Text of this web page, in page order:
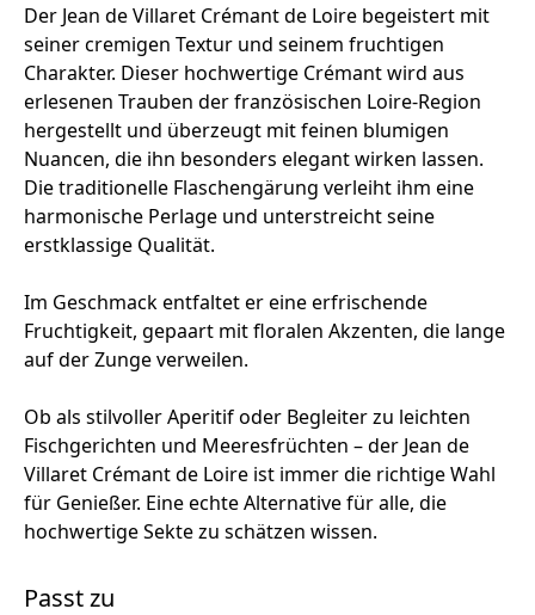
Der Jean de Villaret Crémant de Loire begeistert mit
seiner cremigen Textur und seinem fruchtigen
Charakter. Dieser hochwertige Crémant wird aus
erlesenen Trauben der französischen Loire-Region
hergestellt und überzeugt mit feinen blumigen
Nuancen, die ihn besonders elegant wirken lassen.
Die traditionelle Flaschengärung verleiht ihm eine
harmonische Perlage und unterstreicht seine
erstklassige Qualität.
Im Geschmack entfaltet er eine erfrischende
Fruchtigkeit, gepaart mit floralen Akzenten, die lange
auf der Zunge verweilen.
Ob als stilvoller Aperitif oder Begleiter zu leichten
Fischgerichten und Meeresfrüchten – der Jean de
Villaret Crémant de Loire ist immer die richtige Wahl
für Genießer. Eine echte Alternative für alle, die
hochwertige Sekte zu schätzen wissen.
Passt zu